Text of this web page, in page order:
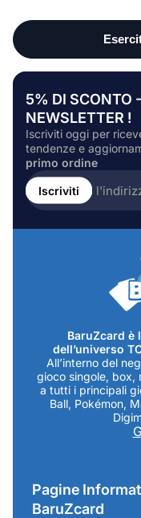
5% DI SCONTO
NEWSLETTER !
Iscriviti oggi per
tendenze e
primo ordine
Inserire
l'indirizzo
e-
Iscriviti
BaruZcard è
dell’universo
All’interno del
gioco singole, box,
a tutti i principali
Ball, Pokémon,
Pagine
BaruZcard